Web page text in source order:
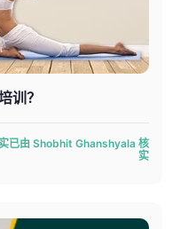
训？
已由 Shobhit Ghanshyala 核
实